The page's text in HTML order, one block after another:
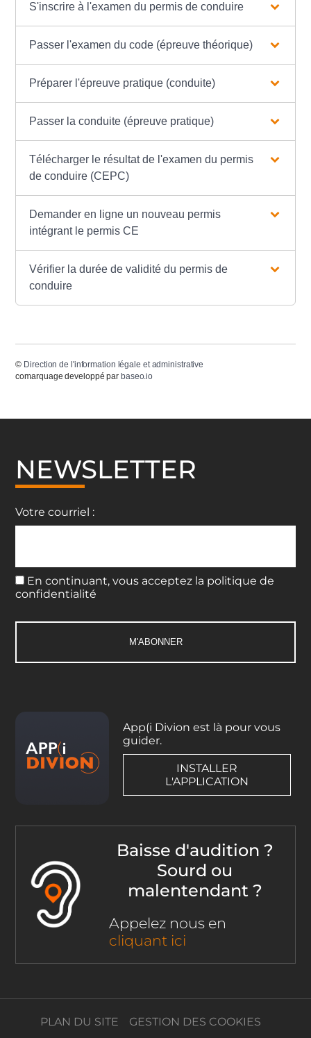
S'inscrire à l'examen du permis de conduire
Passer l'examen du code (épreuve théorique)
Préparer l'épreuve pratique (conduite)
Passer la conduite (épreuve pratique)
Télécharger le résultat de l'examen du permis
de conduire (CEPC)
Demander en ligne un nouveau permis
intégrant le permis CE
Vérifier la durée de validité du permis de
conduire
© Direction de l'information légale et administrative
comarquage developpé par baseo.io
NEWSLETTER
Votre courriel :
En continuant, vous acceptez la politique de
confidentialité
App(i Divion est là pour vous
guider.
INSTALLER
L'APPLICATION
Baisse d'audition ?
Sourd ou
malentendant ?
Appelez nous en
cliquant ici
PLAN DU SITE GESTION DES COOKIES